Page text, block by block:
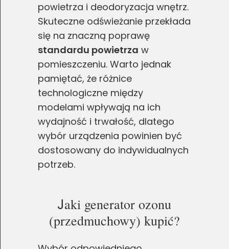
powietrza i deodoryzacja wnętrz.
Skuteczne odświeżanie przekłada
się na znaczną poprawę
standardu powietrza w
pomieszczeniu. Warto jednak
pamiętać, że różnice
technologiczne między
modelami wpływają na ich
wydajność i trwałość, dlatego
wybór urządzenia powinien być
dostosowany do indywidualnych
potrzeb.
Jaki generator ozonu
(przedmuchowy) kupić?